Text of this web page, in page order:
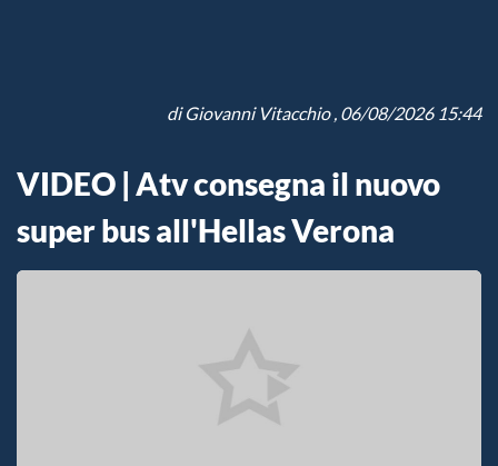
diGiovanni Vitacchio, 06/08/2026 15:44
VIDEO | Atv consegna il nuovo
super bus all'Hellas Verona